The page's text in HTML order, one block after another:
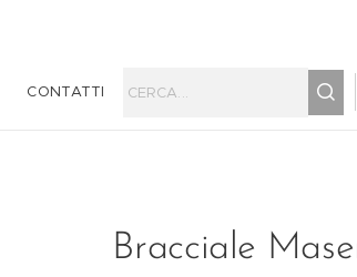
CONTATTI
Bracciale